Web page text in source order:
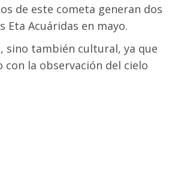
de este cometa generan dos
Eta Acuáridas en mayo.
sino también cultural, ya que
la observación del cielo